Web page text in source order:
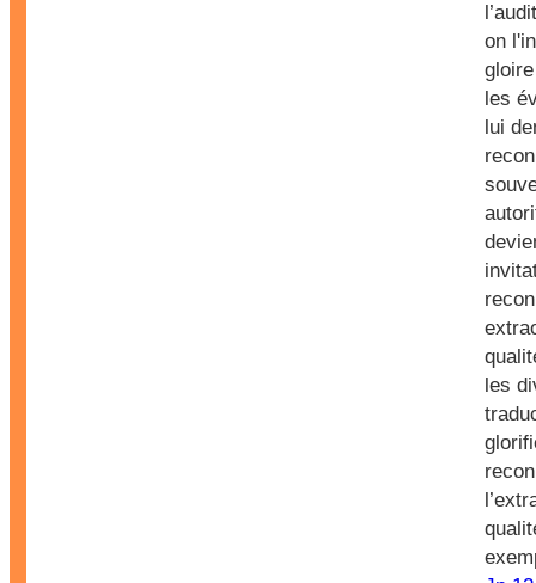
on
les
lui
les